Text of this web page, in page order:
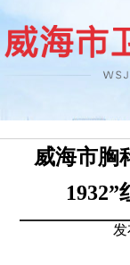
威海市胸
1932”
发